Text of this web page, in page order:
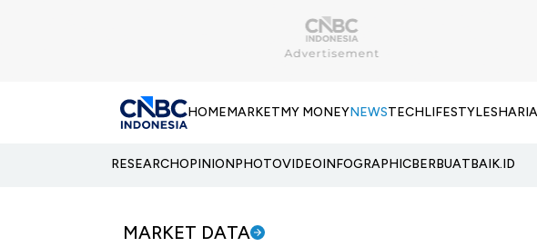
HOMEMARKETMY MONEYNEWSTECHLIFESTYLESHARIA
RESEARCHOPINIONPHOTOVIDEOINFOGRAPHICBERBUATBAIK.ID
MARKET DATA